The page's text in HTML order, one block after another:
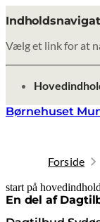
Vælg et link for at
gå til
Børnehuset
Forside
start på hovedindhold
En del af
senest opdateret 8.